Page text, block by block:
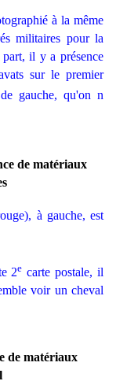
à la même
militaires pour la
part, il y a présence
sur le premier
gauche, qu'on n
de matériaux
à gauche, est
2e carte postale, il
voir un cheval
de matériaux